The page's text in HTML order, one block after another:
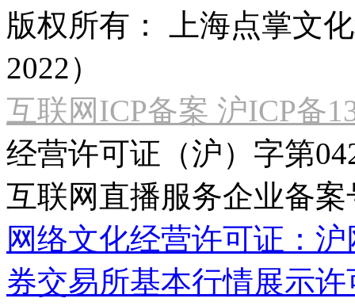
版权所有：
上海点掌文
2022）
互联网ICP备案 沪ICP备
经营许可证（沪）字第
互联网直播服务企业备案
网络文化经营许可证：
券交易所基本行情展示许